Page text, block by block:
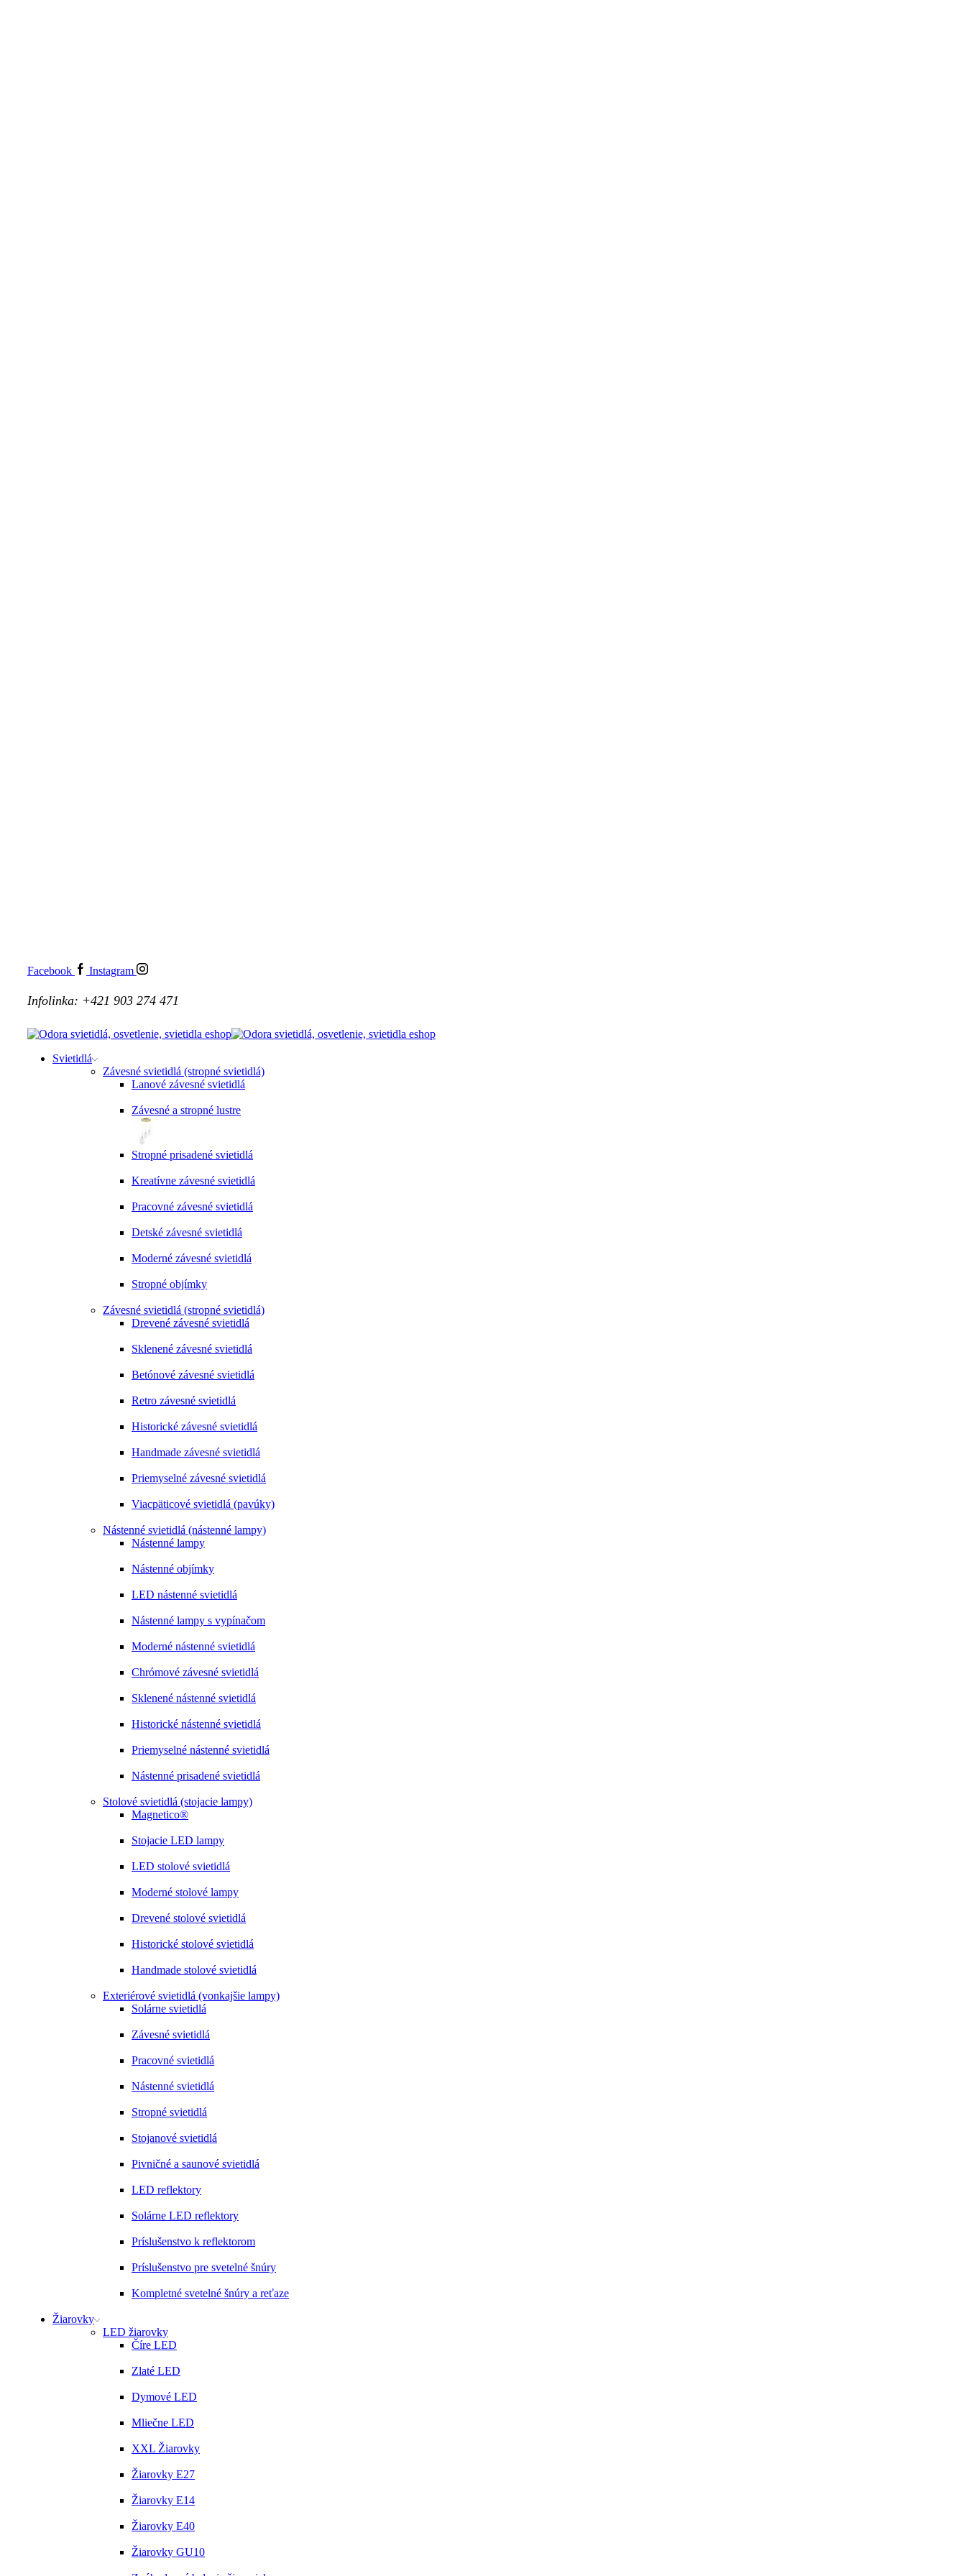
Facebook Instagram
Infolinka: +421 903 274 471
Svietidlá
Závesné svietidlá (stropné svietidlá)
Lanové závesné svietidlá
Závesné a stropné lustre
Stropné prisadené svietidlá
Kreatívne závesné svietidlá
Pracovné závesné svietidlá
Detské závesné svietidlá
Moderné závesné svietidlá
Stropné objímky
Závesné svietidlá (stropné svietidlá)
Drevené závesné svietidlá
Sklenené závesné svietidlá
Betónové závesné svietidlá
Retro závesné svietidlá
Historické závesné svietidlá
Handmade závesné svietidlá
Priemyselné závesné svietidlá
Viacpäticové svietidlá (pavúky)
Nástenné svietidlá (nástenné lampy)
Nástenné lampy
Nástenné objímky
LED nástenné svietidlá
Nástenné lampy s vypínačom
Moderné nástenné svietidlá
Chrómové závesné svietidlá
Sklenené nástenné svietidlá
Historické nástenné svietidlá
Priemyselné nástenné svietidlá
Nástenné prisadené svietidlá
Stolové svietidlá (stojacie lampy)
Magnetico®
Stojacie LED lampy
LED stolové svietidlá
Moderné stolové lampy
Drevené stolové svietidlá
Historické stolové svietidlá
Handmade stolové svietidlá
Exteriérové svietidlá (vonkajšie lampy)
Solárne svietidlá
Závesné svietidlá
Pracovné svietidlá
Nástenné svietidlá
Stropné svietidlá
Stojanové svietidlá
Pivničné a saunové svietidlá
LED reflektory
Solárne LED reflektory
Príslušenstvo k reflektorom
Príslušenstvo pre svetelné šnúry
Kompletné svetelné šnúry a reťaze
Žiarovky
LED žiarovky
Číre LED
Zlaté LED
Dymové LED
Mliečne LED
XXL Žiarovky
Žiarovky E27
Žiarovky E14
Žiarovky E40
Žiarovky GU10